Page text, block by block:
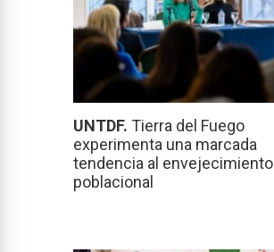
UNTDF. Tierra del Fuego
experimenta una marcada
tendencia al envejecimiento
poblacional